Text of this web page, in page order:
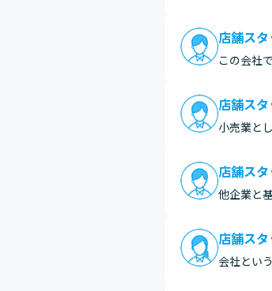
店舗スタ
この会社
様がう…
店舗スタ
小売業と
られ…
店舗スタ
他企業と
店舗スタ
会社とい